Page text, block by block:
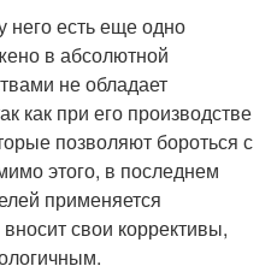
есть еще одно
в абсолютной
не обладает
как при его производстве
позволяют бороться с
этого, в последнем
применяется
свои коррективы,